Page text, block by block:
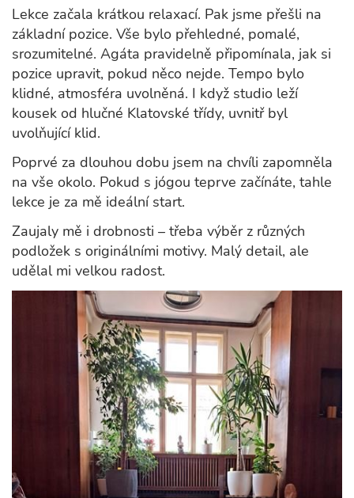
Lekce začala krátkou relaxací. Pak jsme přešli na
základní pozice. Vše bylo přehledné, pomalé,
srozumitelné. Agáta pravidelně připomínala, jak si
pozice upravit, pokud něco nejde. Tempo bylo
klidné, atmosféra uvolněná. I když studio leží
kousek od hlučné Klatovské třídy, uvnitř byl
uvolňující klid.
Poprvé za dlouhou dobu jsem na chvíli zapomněla
na vše okolo. Pokud s jógou teprve začínáte, tahle
lekce je za mě ideální start.
Zaujaly mě i drobnosti – třeba výběr z různých
podložek s originálními motivy. Malý detail, ale
udělal mi velkou radost.